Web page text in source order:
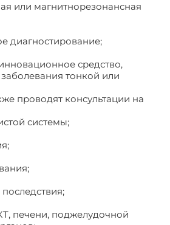
или магнитнорезонансная
диагностирование;
средство,
тонкой или
проводят консультации на
системы;
печени, поджелудочной